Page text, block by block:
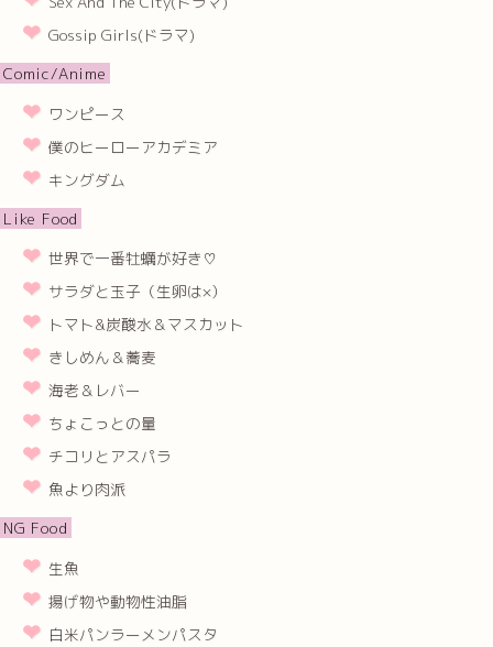
Gossip Girls(ドラマ)
Comic/Anime
ワンピース
僕のヒーローアカデミア
キングダム
Like Food
世界で一番牡蠣が好き♡
サラダと玉子（生卵は×）
トマト&炭酸水＆マスカット
きしめん＆蕎麦
海老＆レバー
ちょこっとの量
チコリとアスパラ
魚より肉派
NG Food
生魚
揚げ物や動物性油脂
白米パンラーメンパスタ